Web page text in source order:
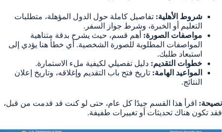
شروط الأهلية: تفاصيل كاملة حول الدول المؤهلة، متطلبات
التعليم أو الخبرة، وشرط جواز السفر.
مواصفات الصورة: أهم قسم، حيث يشرح بدقة متناهية
المواصفات المطلوبة للصورة الشخصية. أي خطأ هنا يؤدي إلى
استبعاد طلبك.
خطوات التقديم: دليل تفصيلي لكيفية ملء الاستمارة.
المواعيد الهامة: تاريخ فتح باب التقديم وإغلاقه، وتاريخ إعلان
النتائج.
نصيحة: اقرأ هذا القسم جيدًا كل عام، حتى لو كنت قد قدمت من قبل،
فقد تكون هناك تحديثات أو تغييرات طفيفة.